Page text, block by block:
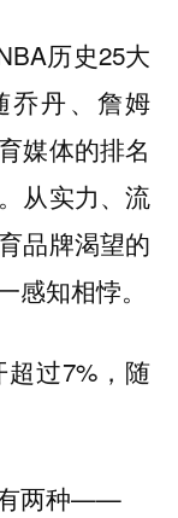
历史25大
乔丹、詹姆
媒体的排名
从实力、流
品牌渴望的
知相悖。
过7%，随
有两种——